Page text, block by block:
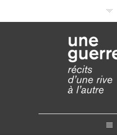
Conférences en ligne
Pourquoi et comment ?
Retours